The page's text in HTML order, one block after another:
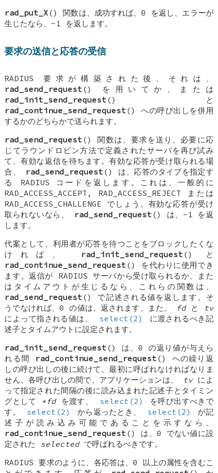
rad_put_X() 関数は、成功すれば、0 を返し、エラーが
生じたなら、-1 を返します。
要求の送信と応答の受信
RADIUS 要求が構築された後、それは、
rad_send_request () を用いてか、または
rad_init_send_request () と
rad_continue_send_request () への呼び出しを併用
するかのどちらかで送られます。
rad_send_request () 関数は、要求を送り、必要に応
じてラウンドロビン方法で定義されたサーバを再び試み
て、有効な返信を待ちます。有効な応答が受け取られる場
合、 rad_send_request () は、応答のタイプを指定す
る RADIUS コードを返します。これは、一般的に
RAD_ACCESS_ACCEPT , RAD_ACCESS_REJECT または
RAD_ACCESS_CHALLENGE でしょう。有効な応答が受け
取られないなら、 rad_send_request () は、-1 を返
します。
代案として、利用者が応答を待つことをブロックしたくな
ければ、 rad_init_send_request () と
rad_continue_send_request () を代わりに使用でき
ます。返信が RADIUS サーバから受け取られるか、また
はタイムアウトが生じるなら、これらの関数は、
rad_send_request () で記述される値を返します。そ
うでなければ、0 の値は、返されます、また、
fdと
tv
によって指される値は、
select(2)
に渡されるべき記
述子とタイムアウトに設定されます。
rad_init_send_request () は、0 の返り値が与えら
れる間 rad_continue_send_request () への繰り返
しの呼び出しの後に続けて、最初に呼ばれなければなりま
せん。各呼び出しの間で、アプリケーションは、
tvによ
って指定された間隔の後に読み込まれた記述子とタイミン
グとして
*fdを渡す、 select(2)
を呼び出すべきで
す。
select(2) から返ったとき、 select(2)
が記
述子が読み込み可能であることを示すなら、
rad_continue_send_request () は、0 でない値に設
定された selectedで呼ばれるべきです。
RADIUS 要求のように、各応答は、0 以上の属性を含むこ